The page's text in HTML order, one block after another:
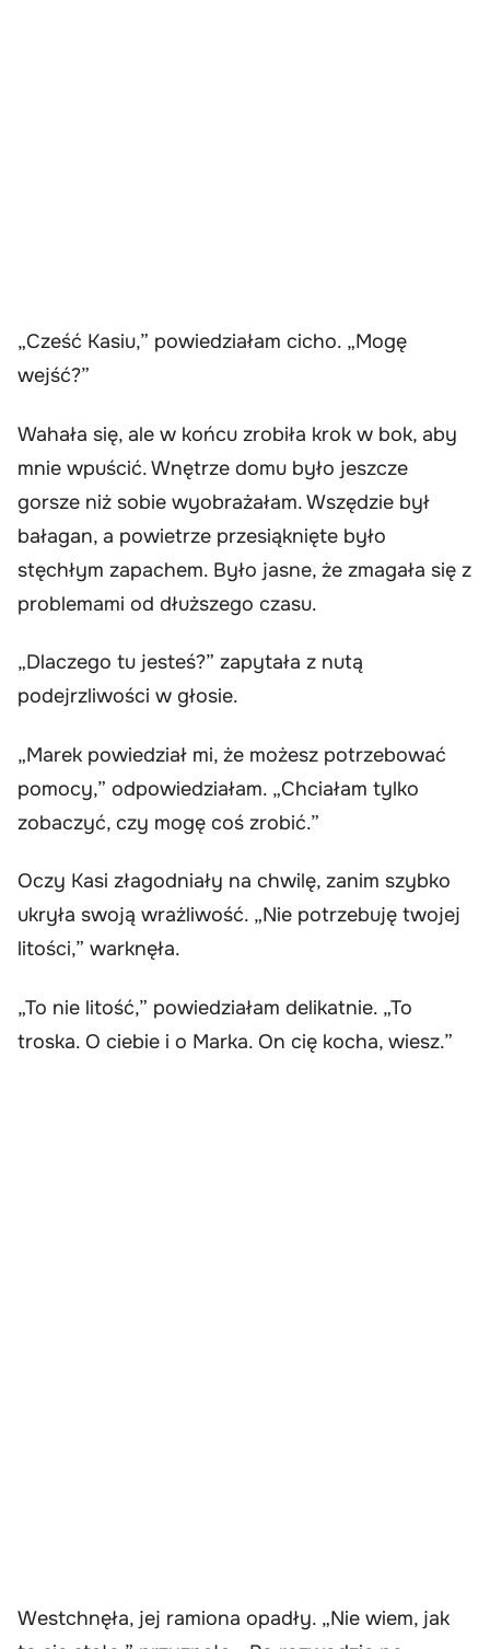
„Cześć Kasiu,” powiedziałam cicho. „Mogę
wejść?”
Wahała się, ale w końcu zrobiła krok w bok, aby
mnie wpuścić. Wnętrze domu było jeszcze
gorsze niż sobie wyobrażałam. Wszędzie był
bałagan, a powietrze przesiąknięte było
stęchłym zapachem. Było jasne, że zmagała się z
problemami od dłuższego czasu.
„Dlaczego tu jesteś?” zapytała z nutą
podejrzliwości w głosie.
„Marek powiedział mi, że możesz potrzebować
pomocy,” odpowiedziałam. „Chciałam tylko
zobaczyć, czy mogę coś zrobić.”
Oczy Kasi złagodniały na chwilę, zanim szybko
ukryła swoją wrażliwość. „Nie potrzebuję twojej
litości,” warknęła.
„To nie litość,” powiedziałam delikatnie. „To
troska. O ciebie i o Marka. On cię kocha, wiesz.”
Westchnęła, jej ramiona opadły. „Nie wiem, jak